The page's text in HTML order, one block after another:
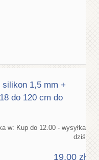
1,5 mm +
do 120 cm do
w: Kup do 12.00 - wysyłka
dziś
19,00 zł